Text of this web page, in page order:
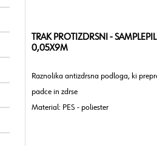
TRAK PROTIZDRSNI -
0,05X9M
Raznolika antizdrsna podloga, ki
padce in zdrse
Material: PES - poliester